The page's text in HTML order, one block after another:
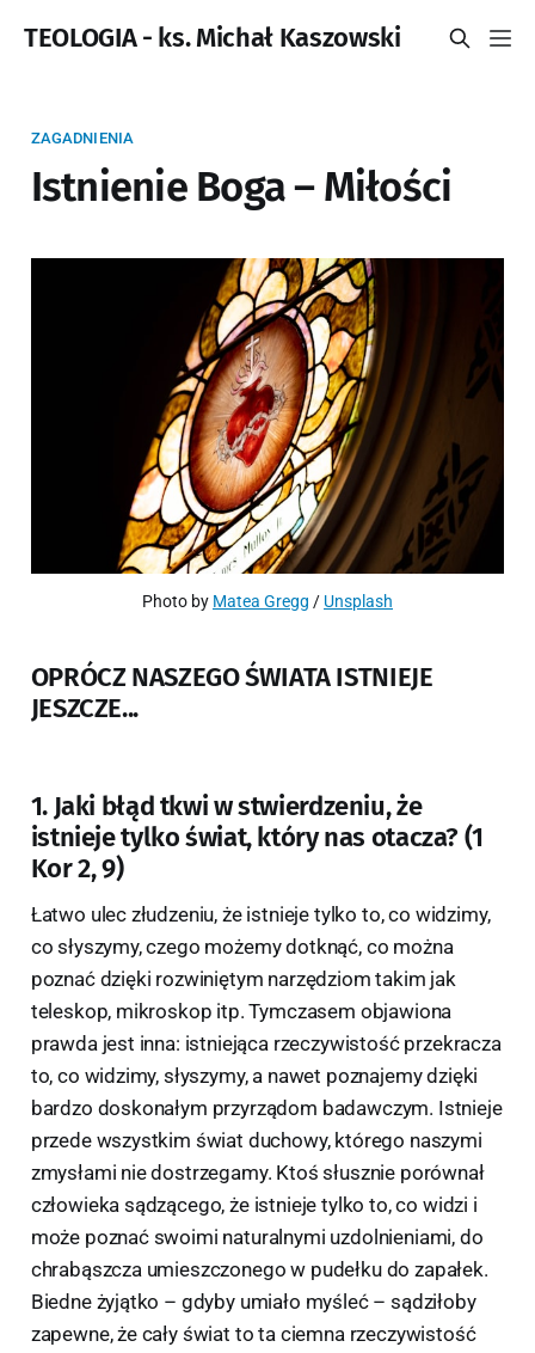
TEOLOGIA - ks. Michał Kaszowski
ZAGADNIENIA
Istnienie Boga – Miłości
Photo by Matea Gregg / Unsplash
OPRÓCZ NASZEGO ŚWIATA ISTNIEJE
JESZCZE...
1. Jaki błąd tkwi w stwierdzeniu, że
istnieje tylko świat, który nas otacza? (1
Kor 2, 9)
Łatwo ulec złudzeniu, że istnieje tylko to, co widzimy,
co słyszymy, czego możemy dotknąć, co można
poznać dzięki rozwiniętym narzędziom takim jak
teleskop, mikroskop itp. Tymczasem objawiona
prawda jest inna: istniejąca rzeczywistość przekracza
to, co widzimy, słyszymy, a nawet poznajemy dzięki
bardzo doskonałym przyrządom badawczym. Istnieje
przede wszystkim świat duchowy, którego naszymi
zmysłami nie dostrzegamy. Ktoś słusznie porównał
człowieka sądzącego, że istnieje tylko to, co widzi i
może poznać swoimi naturalnymi uzdolnieniami, do
chrabąszcza umieszczonego w pudełku do zapałek.
Biedne żyjątko – gdyby umiało myśleć – sądziłoby
zapewne, że cały świat to ta ciemna rzeczywistość